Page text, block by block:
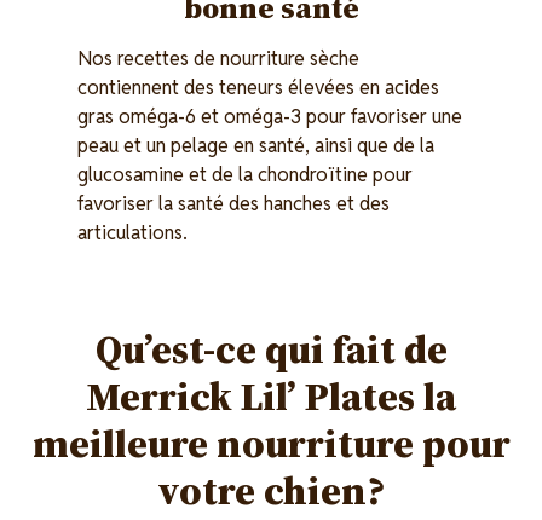
Nos recettes de nourriture sèche
contiennent des teneurs élevées en acides
gras oméga-6 et oméga-3 pour favoriser une
peau et un pelage en santé, ainsi que de la
glucosamine et de la chondroïtine pour
favoriser la santé des hanches et des
articulations.
Qu’est-ce qui fait de
Merrick Lil’ Plates la
meilleure nourriture pour
votre chien?